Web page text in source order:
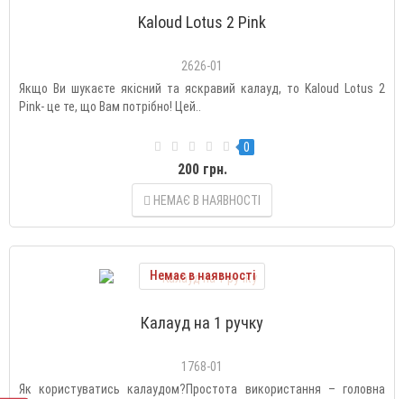
Kaloud Lotus 2 Pink
2626-01
Якщо Ви шукаєте якісний та яскравий калауд, то Kaloud Lotus 2
Pink- це те, що Вам потрібно! Цей..
0
200 грн.
НЕМАЄ В НАЯВНОСТІ
Немає в наявності
Калауд на 1 ручку
1768-01
Як користуватись калаудом?Простота використання – головна